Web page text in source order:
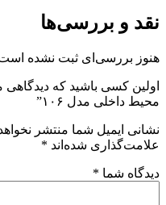
نقد و بررسی‌ها
هنوز بررسی‌ای ثبت نشده
اولین کسی باشید که
محیط داخلی مدل ۱۰۶”
نشانی ایمیل شما منتشر
علامت‌گذاری شده‌اند *
دیدگاه شما *